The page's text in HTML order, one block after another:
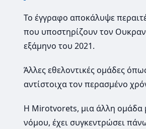
Το έγγραφο αποκάλυψε
που υποστηρίζουν τον
εξάμηνο του 2021.
Άλλες εθελοντικές ομάδες
αντίστοιχα τον περασμένο
Η Mirotvorets, μια άλλη ομάδα
νόμου, έχει συγκεντρώσει